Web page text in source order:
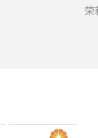
荣